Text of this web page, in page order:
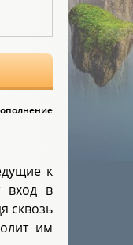
к
вход в
сквозь
им